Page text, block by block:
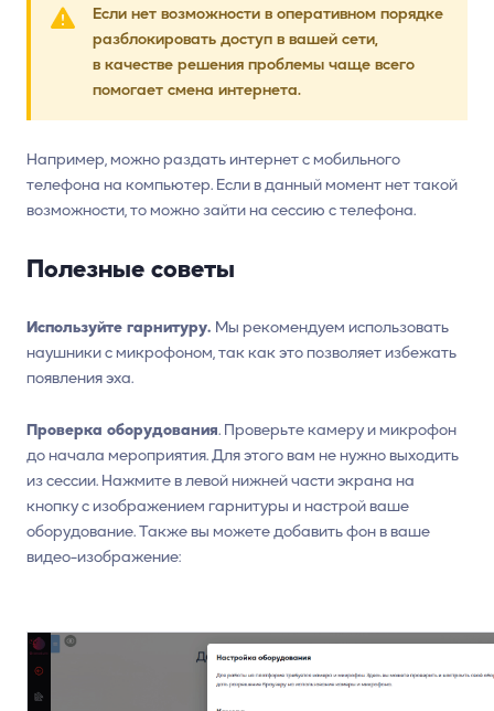
Если нет возможности в оперативном порядке
разблокировать доступ в вашей сети,
в качестве решения проблемы чаще всего
помогает смена интернета.
Например, можно раздать интернет с мобильного
телефона на компьютер. Если в данный момент нет такой
возможности, то можно зайти на сессию с телефона.
Полезные советы
Используйтегарнитуру. Мы рекомендуем использовать
наушники с микрофоном, так как это позволяет избежать
появления эха.
Проверка оборудования. Проверьте камеру и микрофон
до начала мероприятия. Для этого вам не нужно выходить
из сессии. Нажмите в левой нижней части экрана на
кнопку с изображением гарнитуры и настрой ваше
оборудование. Также вы можете добавить фон в ваше
видео-изображение: